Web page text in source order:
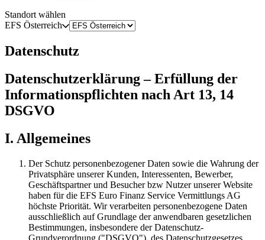
Standort wählen
EFS Österreich
Datenschutz
Datenschutzerklärung – Erfüllung der
Informationspflichten nach Art 13, 14
DSGVO
I. Allgemeines
Der Schutz personenbezogener Daten sowie die Wahrung der
Privatsphäre unserer Kunden, Interessenten, Bewerber,
Geschäftspartner und Besucher bzw Nutzer unserer Website
haben für die EFS Euro Finanz Service Vermittlungs AG
höchste Priorität. Wir verarbeiten personenbezogene Daten
ausschließlich auf Grundlage der anwendbaren gesetzlichen
Bestimmungen, insbesondere der Datenschutz-
Grundverordnung ("DSGVO"), des Datenschutzgesetzes